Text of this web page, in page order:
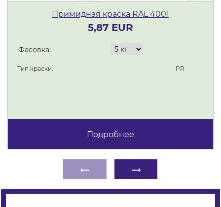
Примидная краска RAL 4001
5,87 EUR
Фасовка:
Тип краски: PR
Подробнее
← →